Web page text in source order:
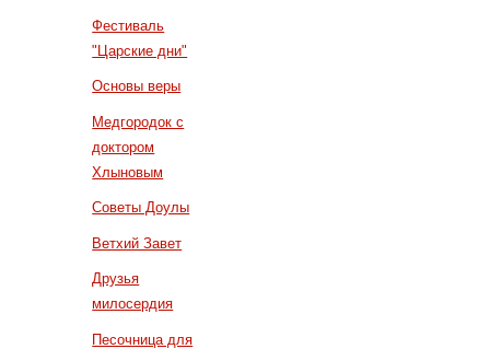
Фестиваль
"Царские дни"
Основы веры
Медгородок с
доктором
Хлыновым
Советы Доулы
Ветхий Завет
Друзья
милосердия
Песочница для